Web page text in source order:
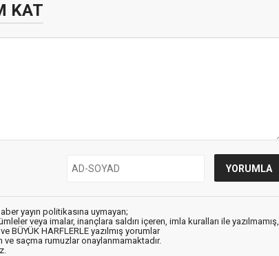
KAT
yayın politikasına uymayan;
veya imalar, inançlara saldırı içeren, imla kuralları ile yazılmamış,
BÜYÜK HARFLERLE yazılmış yorumlar
ve saçma rumuzlar onaylanmamaktadır.